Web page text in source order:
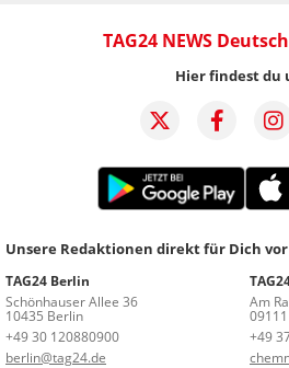
TAG24 NEWS
Hier findest du
Unsere Redaktionen direkt für Dich
TAG24 Berlin
Schönhauser Allee 36
10435 Berlin
+49 30 120880900
berlin@tag24.de
Am
+49